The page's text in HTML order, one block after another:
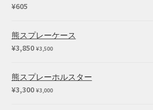
¥605
熊スプレーケース
¥3,850 ¥3,500
熊スプレーホルスター
¥3,300 ¥3,000